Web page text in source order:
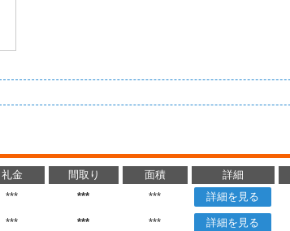
礼金 間取り 面積 詳細
*** *** *** 詳細を見る
*** *** *** 詳細を見る